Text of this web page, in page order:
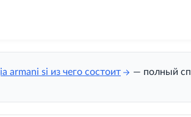
armani si из чего состоит — полный